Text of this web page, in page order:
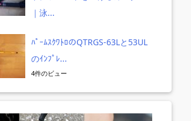
｜泳...
ﾊﾟｰﾑｽｸﾜﾄﾛのQTRGS-63Lと53UL
のｲﾝﾌﾟﾚ...
4件のビュー